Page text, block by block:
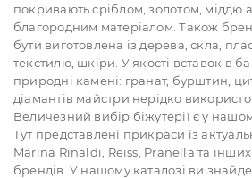
покривають сріблом, золотом, міддю
благородним матеріалом. Також
бути виготовлена ​​із дерева, скла,
текстилю, шкіри. У якості вставок в
природні камені: гранат, бурштин,
діамантів майстри нерідко
Величезний вибір біжутерії є у
Тут представлені прикраси із
Marina Rinaldi, Reiss, Pranella та
брендів. У нашому каталозі ви